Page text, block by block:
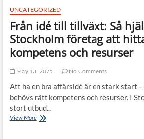
–
Så
hittar
du
rätt
hantverkare!
UNCATEGORIZED
Från idé till tillväxt: Så
Stockholm företag att
kompetens och resurser
May 13, 2025 No Comments
Att ha en bra affärsidé är en stark start
behövs rätt kompetens och resurser. I
stort utbud…
View MoreFrån